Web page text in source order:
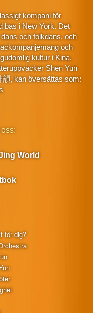
kompani för
bas i New York. Det
och folkdans, och
och
kultur i Kina.
Shen Yun
韻, kan översättas som:
för dig?
World